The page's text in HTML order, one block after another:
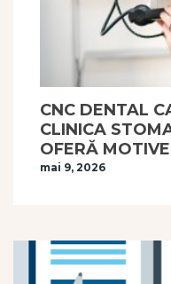
CNC DENTAL
CLINICA
OFERĂ
mai 9, 2026